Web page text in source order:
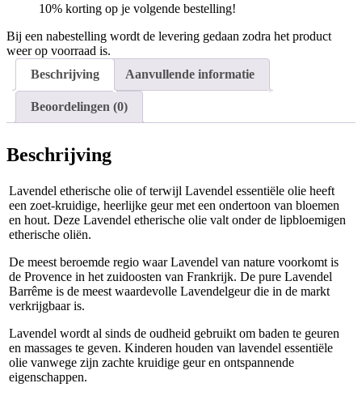
10% korting op je volgende bestelling!
Bij een nabestelling wordt de levering gedaan zodra het product
weer op voorraad is.
Beschrijving
Aanvullende informatie
Beoordelingen (0)
Beschrijving
Lavendel etherische olie of terwijl Lavendel essentiële olie heeft
een zoet-kruidige, heerlijke geur met een ondertoon van bloemen
en hout. Deze Lavendel etherische olie valt onder de lipbloemigen
etherische oliën.
De meest beroemde regio waar Lavendel van nature voorkomt is
de Provence in het zuidoosten van Frankrijk. De pure Lavendel
Barrême is de meest waardevolle Lavendelgeur die in de markt
verkrijgbaar is.
Lavendel wordt al sinds de oudheid gebruikt om baden te geuren
en massages te geven. Kinderen houden van lavendel essentiële
olie vanwege zijn zachte kruidige geur en ontspannende
eigenschappen.